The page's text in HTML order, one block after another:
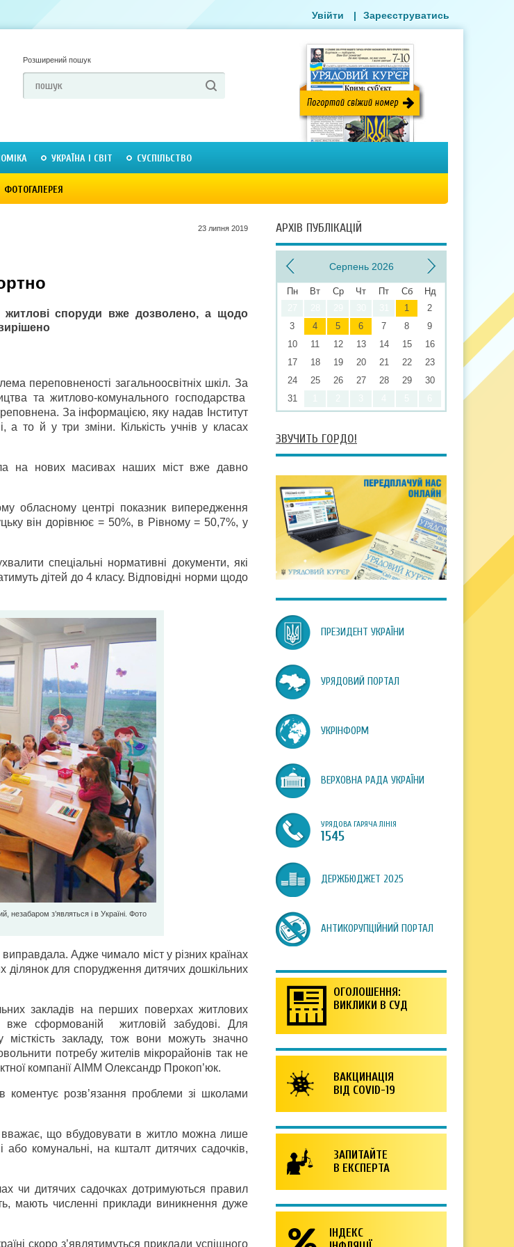
Розширений пошук
УКРАЇНА І СВІТ СУСПІЛЬСТВО
ФОТОГАЛЕРЕЯ
Увійти | Зареєструватись
23 липня 2019
житлові споруди вже дозволено, а щодо
переповненості загальноосвітніх шкіл. За
та житлово-комунального господарства
За інформацією, яку надав Інститут
а то й у три зміни. Кількість учнів у класах
на нових масивах наших міст вже давно
обласному центрі показник випередження
він дорівнює = 50%, в Рівному = 50,7%, у
спеціальні нормативні документи, які
дітей до 4 класу. Відповідні норми щодо
незабаром з’являться і в Україні. Фото
Адже чимало міст у різних країнах
ділянок для спорудження дитячих дошкільних
закладів на перших поверхах житлових
вже сформованій житловій забудові. Для
місткість закладу, тож вони можуть значно
потребу жителів мікрорайонів так не
компанії АІММ Олександр Прокоп’юк.
коментує розв’язання проблеми зі школами
вважає, що вбудовувати в житло можна лише
комунальні, на кшталт дитячих садочків,
чи дитячих садочках дотримуються правил
мають численні приклади виникнення дуже
скоро з’являтимуться приклади успішного
АРХІВ ПУБЛІКАЦІЙ
Серпень 2026
Пн Вт Ср Чт Пт Сб
Нд
1
2
3
4 5 6 7 8
9
10
11 12 13 14 15
16
17
18 19 20 21 22
23
24
25 26 27 28 29
30
31
ЗВУЧИТЬ ГОРДО!
ПРЕЗИДЕНТ УКРАЇНИ
УРЯДОВИЙ ПОРТАЛ
УКРІНФОРМ
ВЕРХОВНА РАДА УКРАЇНИ
УРЯДОВА ГАРЯЧА ЛІНІЯ
1545
ДЕРЖБЮДЖЕТ 2025
АНТИКОРУПЦІЙНИЙ ПОРТАЛ
ОГОЛОШЕННЯ:
ВИКЛИКИ В СУД
ВАКЦИНАЦІЯ
ВІД COVID-19
ЗАПИТАЙТЕ
В ЕКСПЕРТА
ІНДЕКС